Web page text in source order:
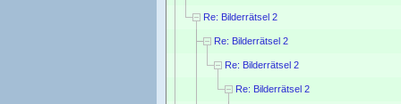
Re: Bilderrätsel 2
Re: Bilderrätsel 2
Re: Bilderrätsel 2
Re: Bilderrätsel 2